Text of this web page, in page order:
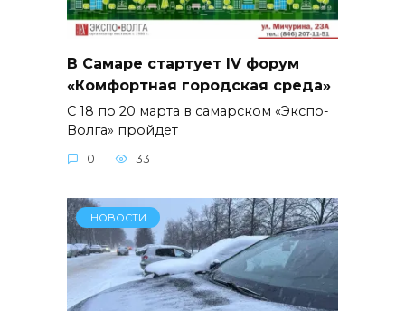
В Самаре стартует IV форум
«Комфортная городская среда»
С 18 по 20 марта в самарском «Экспо-
Волга» пройдет
0 33
НОВОСТИ